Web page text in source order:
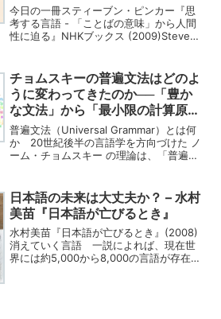
今日の一冊スティーブン・ピンカー『思
考する言語 - 「ことばの意味」から人間
性に迫る』NHKブックス (2009)Steven
チョムスキーの普遍文法はどのよ
うに変わってきたのか──「豊か
な文法」から「最小限の計算原
理」へ
普遍文法（Universal Grammar）とは何
か 20世紀後半の言語学を方向づけた ノ
ーム・チョムスキー の理論は、「普遍文
UGは、当初想定さ...
日本語の未来は大丈夫か？ – 水村
美苗『日本語が亡びるとき』
水村美苗『日本語が亡びるとき』(2008)
消えていく言語 一説によれば、現在世
界には約5,000から8,000の言語が存在す